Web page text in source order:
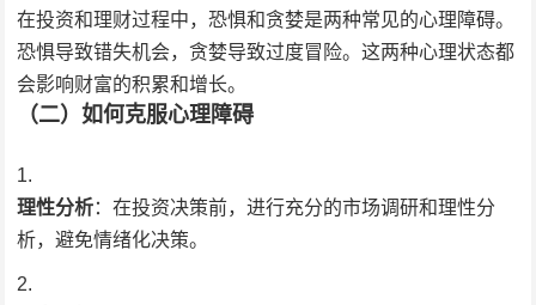
在投资和理财过程中，恐惧和贪婪是两种常见的心理障碍。
恐惧导致错失机会，贪婪导致过度冒险。这两种心理状态都
会影响财富的积累和增长。
（二）如何克服心理障碍
理性分析：在投资决策前，进行充分的市场调研和理性分
析，避免情绪化决策。